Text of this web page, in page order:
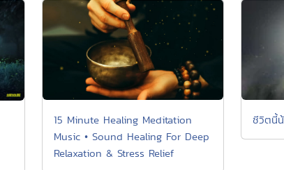
15 Minute Healing Meditation
Music • Sound Healing For Deep
Relaxation & Stress Relief
ชีวิตนี้